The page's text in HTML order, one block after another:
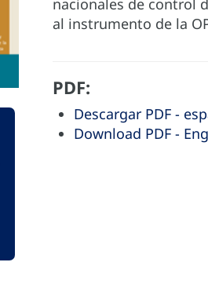
nacionales de control
al instrumento de la
PDF:
Descargar PDF -
Download PDF -